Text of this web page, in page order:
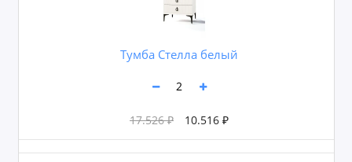
Тумба Стелла белый
17.526 ₽ 10.516 ₽